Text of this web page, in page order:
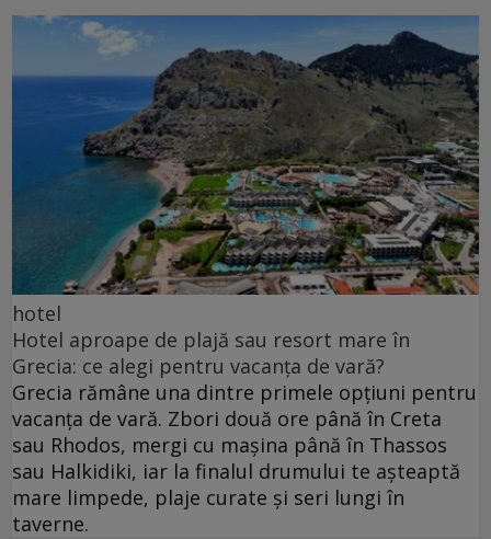
hotel
Hotel aproape de plajă sau resort mare în
Grecia: ce alegi pentru vacanța de vară?
Grecia rămâne una dintre primele opțiuni pentru
vacanța de vară. Zbori două ore până în Creta
sau Rhodos, mergi cu mașina până în Thassos
sau Halkidiki, iar la finalul drumului te așteaptă
mare limpede, plaje curate și seri lungi în
taverne.